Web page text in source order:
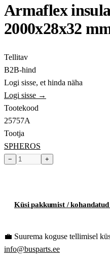
Armaflex
2000x28x32
Tellitav
B2B-hind
Logi sisse, et hinda näha
Logi sisse →
Tootekood
25757A
Tootja
SPHEROS
− +
Küsi pakkumist / kohandatud
💼 Suurema koguse tellimisel
info@busparts.ee